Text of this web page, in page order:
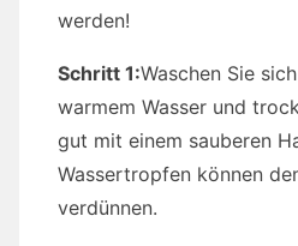
werden!
Schritt 1:Waschen Sie
warmem Wasser und
gut mit einem sauberen
Wassertropfen können
verdünnen.